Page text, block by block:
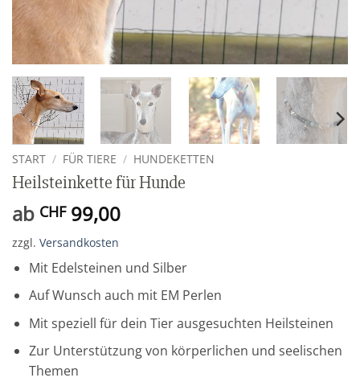
START / FÜR TIERE / HUNDEKETTEN
Heilsteinkette für Hunde
ab CHF99,00
zzgl. Versandkosten
Mit Edelsteinen und Silber
Auf Wunsch auch mit EM Perlen
Mit speziell für dein Tier ausgesuchten Heilsteinen
Zur Unterstützung von körperlichen und seelischen
Themen